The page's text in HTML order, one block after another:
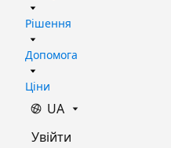
Рішення
Допомога
Ціни
UA
Увійти